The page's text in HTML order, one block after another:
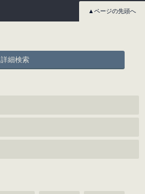
▲ページの先頭へ
詳細検索